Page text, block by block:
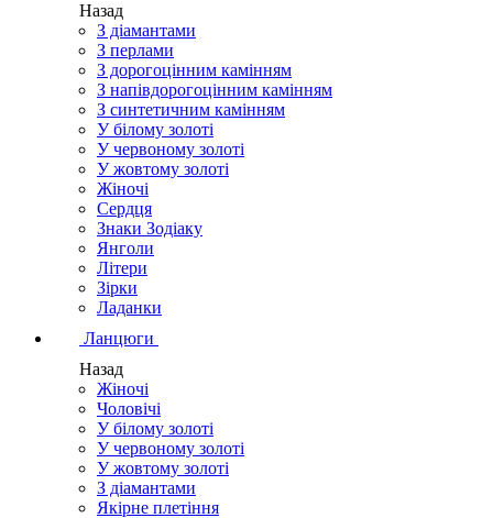
Назад
З діамантами
З перлами
З дорогоцінним камінням
З напівдорогоцінним камінням
З синтетичним камінням
У білому золоті
У червоному золоті
У жовтому золоті
Жіночі
Сердця
Знаки Зодіаку
Янголи
Літери
Зірки
Ладанки
Ланцюги
Назад
Жіночі
Чоловічі
У білому золоті
У червоному золоті
У жовтому золоті
З діамантами
Якірне плетіння